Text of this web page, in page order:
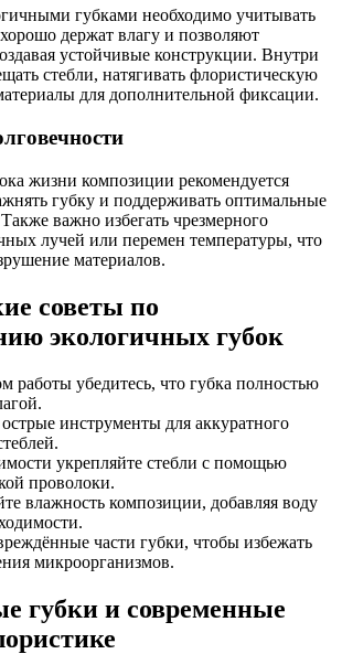
губками необходимо учитывать
держат влагу и позволяют
устойчивые конструкции. Внутри
стебли, натягивать флористическую
для дополнительной фиксации.
жизни композиции рекомендуется
губку и поддерживать оптимальные
важно избегать чрезмерного
лучей или перемен температуры, что
материалов.
советы по
экологичных губок
работы убедитесь, что губка полностью
инструменты для аккуратного
укрепляйте стебли с помощью
проволоки.
влажность композиции, добавляя воду
части губки, чтобы избежать
микроорганизмов.
губки и современные